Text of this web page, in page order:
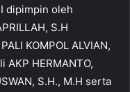
dipimpin oleh
S.H
KOMPOL ALVIAN,
AKP HERMANTO,
S.H., M.H serta